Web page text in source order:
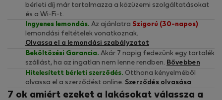
bérleti díj már tartalmazza a közüzemi szolgáltatásokat
és a Wi-Fi-t.
Ingyenes lemondás. Az ajánlatra Szigorú (30-napos)
lemondási feltételek vonatkoznak.
Olvassa el a lemondási szabályzatot
Beköltözési Garancia. Akár 7 napig fedezünk egy tartalék
szállást, ha az ingatlan nem lenne rendben. Bővebben
Hitelesített bérleti szerződés. Otthona kényelméből
olvassa el a szerződést online. Szerződés olvasása
7 ok amiért ezeket a lakásokat válassza a